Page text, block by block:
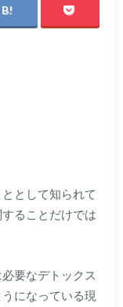
として知られて
ることだけでは
要なデトックス
になっている現